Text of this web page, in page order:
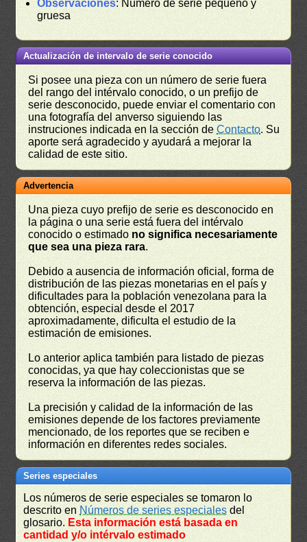
Observaciones: Número de serie pequeño y
gruesa
Actualización de intervalo de serie conocido
Si posee una pieza con un número de serie fuera
del rango del intérvalo conocido, o un prefijo de
serie desconocido, puede enviar el comentario con
una fotografía del anverso siguiendo las
instruciones indicada en la sección deContacto. Su
aporte será agradecido y ayudará a mejorar la
calidad de este sitio.
Advertencia
Una pieza cuyo prefijo de serie es desconocido en
la página o una serie está fuera del intérvalo
conocido o estimado no significa necesariamente
que sea una pieza rara.
Debido a ausencia de información oficial, forma de
distribución de las piezas monetarias en el país y
dificultades para la población venezolana para la
obtención, especial desde el 2017
aproximadamente, dificulta el estudio de la
estimación de emisiones.
Lo anterior aplica también para listado de piezas
conocidas, ya que hay coleccionistas que se
reserva la información de las piezas.
La precisión y calidad de la información de las
emisiones depende de los factores previamente
mencionado, de los reportes que se reciben e
información en diferentes redes sociales.
Series especiales
Los números de serie especiales se tomaron lo
descrito en Números de series especiales del
glosario. Esta información está basada en
cantidad y/o intérvalo estimado